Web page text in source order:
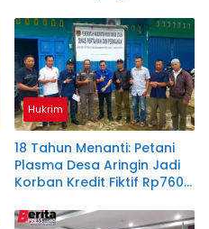
Hukrim
18 Tahun Menanti: Petani
Plasma Desa Aringin Jadi
Korban Kredit Fiktif Rp760